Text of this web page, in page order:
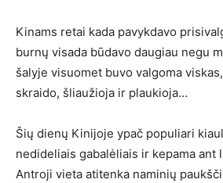
Kinams retai kada pavykdavo
burnų visada būdavo daugiau negu
šalyje visuomet buvo valgoma
skraido, šliaužioja ir plaukioja…
Šių dienų Kinijoje ypač populiari
nedideliais gabalėliais ir kepama ant
Antroji vieta atitenka naminių